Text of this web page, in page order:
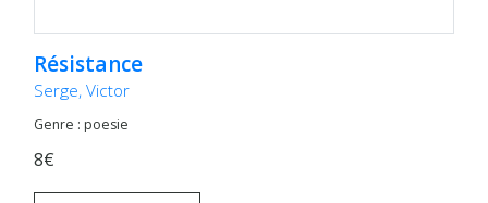
Résistance
Serge, Victor
Genre : poesie
8€